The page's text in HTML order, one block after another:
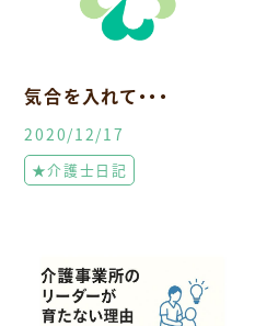
気合を入れて・・・
2020/12/17
★介護士日記